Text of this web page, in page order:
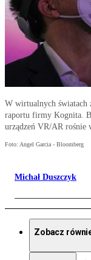
W wirtualnych światach
raportu firmy Kognita.
urządzeń VR/AR rośnie
Foto: Angel Garcia - Bloomberg
Michał Duszczyk
Zobacz